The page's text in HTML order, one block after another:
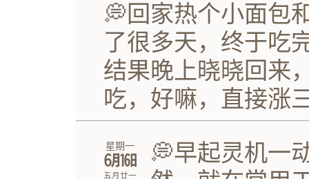
💭回家热个小面包
了很多天，终于吃
结果晚上晓晓回来
吃，好嘛，直接涨
星期一
㋅㏯
五月廿一
💭早起灵机一